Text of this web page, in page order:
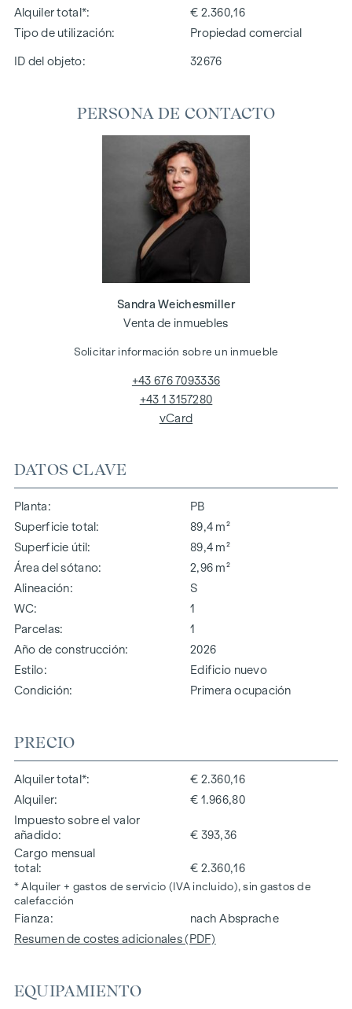
Alquiler total*
€ 2.360,16
Tipo de utilización
Propiedad comercial
ID del objeto: 32676
DATOS CLAVE
Planta
PB
Superficie total
89,4 m²
Superficie útil
89,4 m²
Área del sótano
2,96 m²
Alineación
S
WC
1
Parcelas
1
Año de construcción
2026
Estilo
Edificio nuevo
Condición
Primera ocupación
PRECIO
Alquiler total*
€ 2.360,16
Alquiler
€ 1.966,80
Impuesto sobre el valor
añadido
€ 393,36
Cargo mensual
total
€ 2.360,16
* Alquiler + gastos de servicio (IVA incluido), sin gastos de
calefacción
Fianza
nach Absprache
Resumen de costes adicionales (PDF)
EQUIPAMIENTO
PERSONA DE CONTACTO
Sandra Weichesmiller
Venta de inmuebles
Solicitar información sobre un inmueble
+43 676 7093336
+43 1 3157280
vCard